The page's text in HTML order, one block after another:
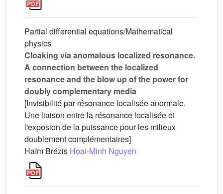
Partial differential equations/Mathematical
physics
Cloaking via anomalous localized resonance.
A connection between the localized
resonance and the blow up of the power for
doubly complementary media
[Invisibilité par résonance localisée anormale.
Une liaison entre la résonance localisée et
l'exposion de la puissance pour les milieux
doublement complémentaires]
Haïm Brézis Hoai-Minh Nguyen